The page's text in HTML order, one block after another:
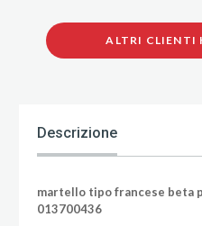
ALTRI CLIENTI
Descrizione
martello tipo francese beta
013700436